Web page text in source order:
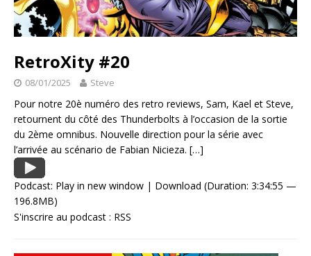
RetroXity #20
08/01/2025 Steve
Pour notre 20è numéro des retro reviews, Sam, Kael et Steve,
retournent du côté des Thunderbolts à l’occasion de la sortie
du 2ème omnibus. Nouvelle direction pour la série avec
l’arrivée au scénario de Fabian Nicieza. […]
Podcast: Play in new window | Download (Duration: 3:34:55 —
196.8MB)
S'inscrire au podcast : RSS